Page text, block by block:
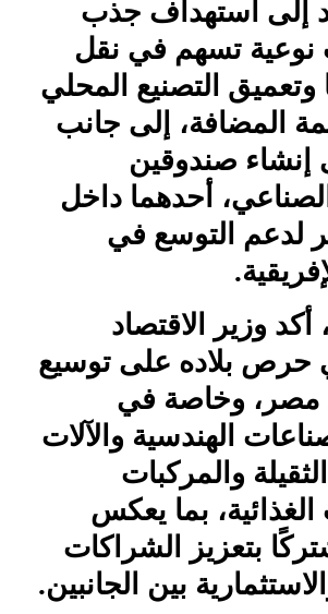
إلى استهداف جذب
نوعية تسهم في نقل
وتعميق التصنيع المحلي
المضافة، إلى جانب
إنشاء صندوقين
أحدهما داخل
لدعم التوسع في
وزير الاقتصاد
حرص بلاده على توسيع
مصر، وخاصة في
الهندسية والآلات
والمركبات
بما يعكس
بتعزيز الشراكات
بين الجانبين.